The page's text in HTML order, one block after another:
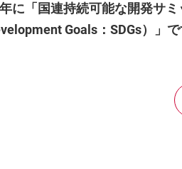
に「国連持続可能な開発サ
Goals：SDGs）